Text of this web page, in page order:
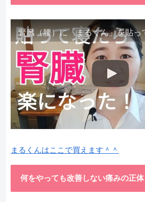
まるくんはここで買えます＾＾
何をやっても改善しない痛みの正体